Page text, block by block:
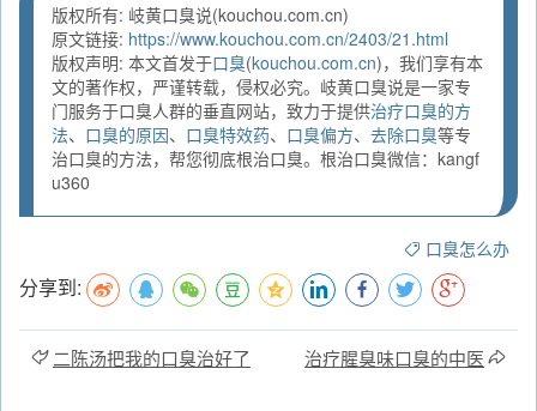
版权所有: 岐黄口臭说(kouchou.com.cn)
原文链接: https://www.kouchou.com.cn/2403/21.html
版权声明: 本文首发于口臭(kouchou.com.cn)，我们享有本
文的著作权，严谨转载，侵权必究。岐黄口臭说是一家专
门服务于口臭人群的垂直网站，致力于提供治疗口臭的方
法、 口臭的原因、 口臭特效药、 口臭偏方、 去除口臭等专
治口臭的方法，帮您彻底根治口臭。根治口臭微信：kangf
u360
口臭怎么办
分享到:
二陈汤把我的口臭治好了 治疗腥臭味口臭的中医